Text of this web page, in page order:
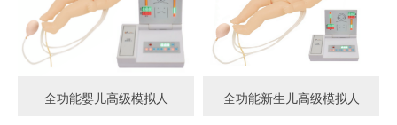
全功能婴儿高级模拟人 全功能新生儿高级模拟人